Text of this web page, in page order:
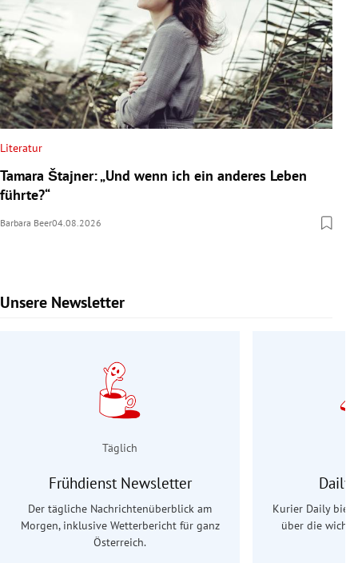
Literatur
Tamara Štajner: „Und wenn ich ein anderes Leben
führte?“
Barbara Beer04.08.2026
Unsere Newsletter
Slide 1 von 9
Täglich
Frühdienst Newsletter
Der tägliche Nachrichtenüberblick am
Morgen, inklusive Wetterbericht für ganz
Österreich.
Daily
Kurier Daily
über die